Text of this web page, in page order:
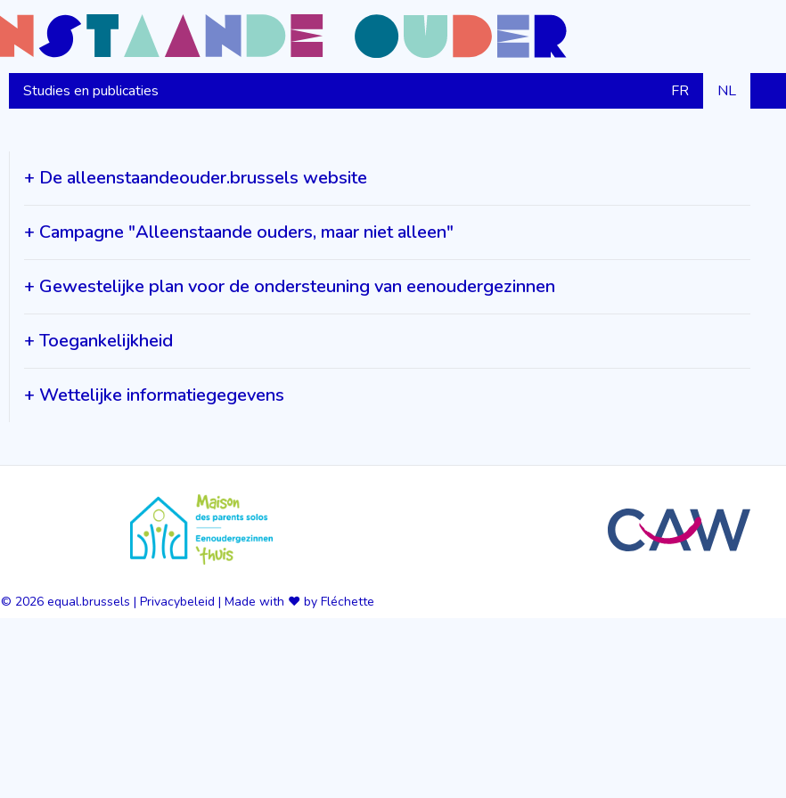
Studies en publicaties FR NL
+ De alleenstaandeouder.brussels website
+ Campagne "Alleenstaande ouders, maar niet alleen"
+ Gewestelijke plan voor de ondersteuning van eenoudergezinnen
+ Toegankelijkheid
+ Wettelijke informatiegegevens
© 2026 equal.brussels | Privacybeleid | Made with ❤️ by Fléchette